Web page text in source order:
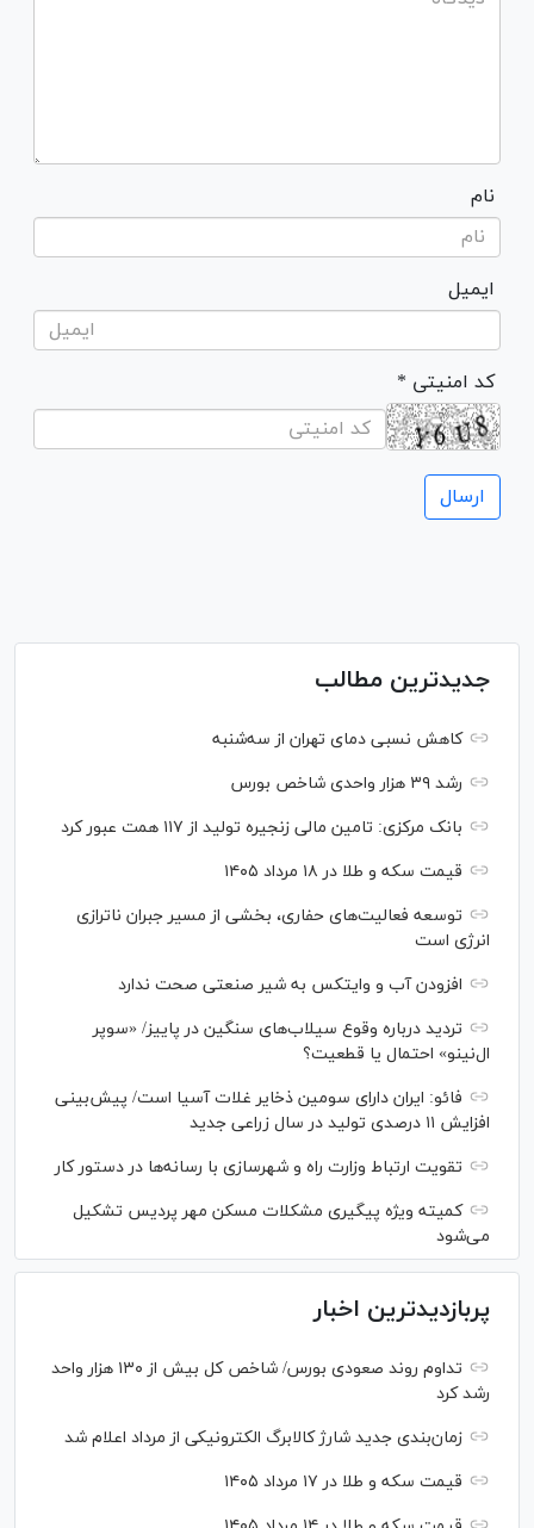
نام
ایمیل
* کد امنیتی
جدیدترین مطالب
کاهش نسبی دمای تهران از سه‌شنبه
رشد ۳۹ هزار واحدی شاخص بورس
بانک مرکزی: تامین مالی زنجیره تولید از ۱۱۷ همت عبور کرد
قیمت سکه و طلا در ۱۸ مرداد ۱۴۰۵
توسعه فعالیت‌های حفاری، بخشی از مسیر جبران ناترازی
انرژی است
افزودن آب و وایتکس به شیر صنعتی صحت ندارد
تردید درباره وقوع سیلاب‌های سنگین در پاییز/ «سوپر
ال‌نینو» احتمال یا قطعیت؟
فائو: ایران دارای سومین ذخایر غلات آسیا است/ پیش‌بینی
افزایش ۱۱ درصدی تولید در سال زراعی جدید
تقویت ارتباط وزارت راه و شهرسازی با رسانه‌ها در دستور کار
کمیته ویژه پیگیری مشکلات مسکن مهر پردیس تشکیل
می‌شود
پربازدیدترین اخبار
تداوم روند صعودی بورس/ شاخص کل بیش از ۱۳۰ هزار واحد
رشد کرد
زمان‌بندی جدید شارژ کالابرگ الکترونیکی از مرداد اعلام شد
قیمت سکه و طلا در ۱۷ مرداد ۱۴۰۵